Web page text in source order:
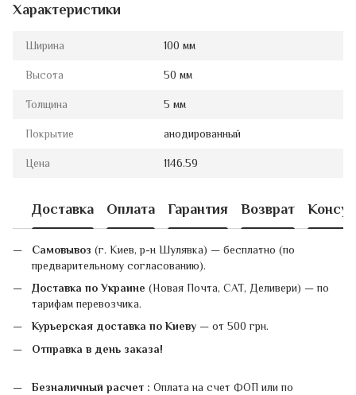
Характеристики
Ширина 100 мм
Высота 50 мм
Толщина 5 мм
Покрытие анодированный
Цена 1146.59
Доставка Оплата Гарантия Возврат
Самовывоз (г. Киев, р-н Шулявка) — бесплатно (по
предварительному согласованию).
Доставка по Украине (Новая Почта, САТ, Деливери) — по
тарифам перевозчика.
Курьерская доставка по Киеву — от 500 грн.
Отправка в день заказа!
Безналичный расчет : Оплата на счет ФОП или по